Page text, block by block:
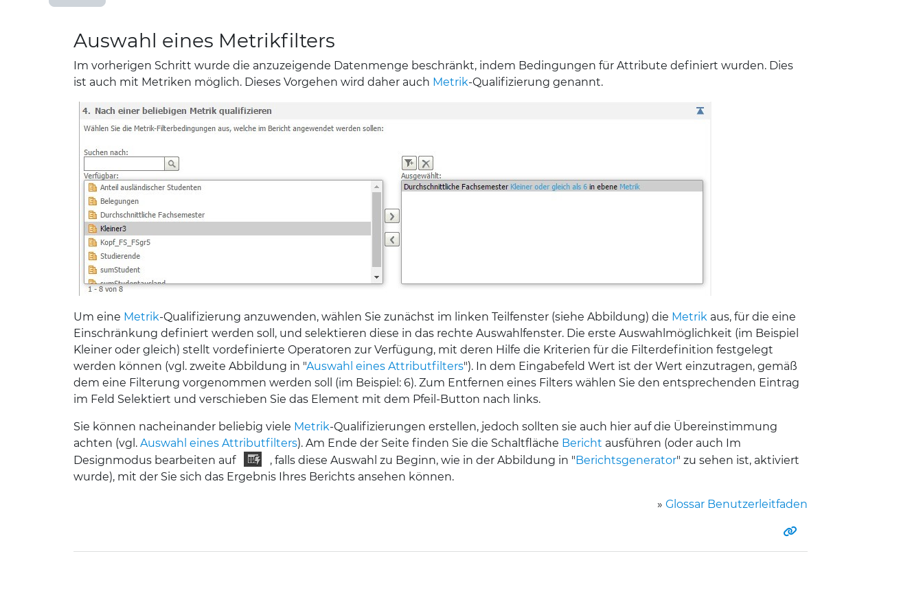
Auswahl eines Metrikfilters
Im vorherigen Schritt wurde die anzuzeigende Datenmenge beschränkt, indem Bedingungen für Attribute definiert wurden. Dies
ist auch mit Metriken möglich. Dieses Vorgehen wird daher auch Metrik-Qualifizierung genannt.
Um eine Metrik-Qualifizierung anzuwenden, wählen Sie zunächst im linken Teilfenster (siehe Abbildung) die Metrik aus, für die eine
Einschränkung definiert werden soll, und selektieren diese in das rechte Auswahlfenster. Die erste Auswahlmöglichkeit (im Beispiel
Kleiner oder gleich) stellt vordefinierte Operatoren zur Verfügung, mit deren Hilfe die Kriterien für die Filterdefinition festgelegt
werden können (vgl. zweite Abbildung in "Auswahl eines Attributfilters"). In dem Eingabefeld Wert ist der Wert einzutragen, gemäß
dem eine Filterung vorgenommen werden soll (im Beispiel: 6). Zum Entfernen eines Filters wählen Sie den entsprechenden Eintrag
im Feld Selektiert und verschieben Sie das Element mit dem Pfeil-Button nach links.
Sie können nacheinander beliebig viele Metrik-Qualifizierungen erstellen, jedoch sollten sie auch hier auf die Übereinstimmung
achten (vgl.Auswahl eines Attributfilters). Am Ende der Seite finden Sie die Schaltfläche Bericht ausführen (oder auch Im
Designmodus bearbeiten auf
, falls diese Auswahl zu Beginn, wie in der Abbildung in " Berichtsgenerator" zu sehen ist, aktiviert
wurde), mit der Sie sich das Ergebnis Ihres Berichts ansehen können.
» Glossar Benutzerleitfaden